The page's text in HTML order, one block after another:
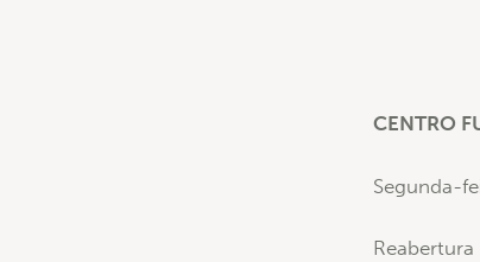
CENTRO
Segunda-